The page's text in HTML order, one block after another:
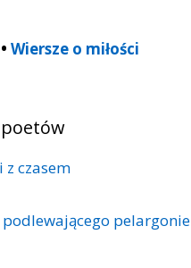
• Wiersze o miłości
z czasem
pelargonie